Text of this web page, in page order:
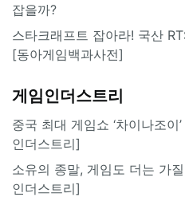
잡을까?
스타크래프트 잡아라! 국산
[동아게임백과사전]
게임인더스트리
중국 최대 게임쇼 ‘차이나조이
인더스트리]
소유의 종말, 게임도 더는 가
인더스트리]